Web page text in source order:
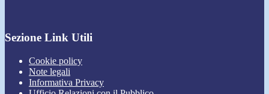
Sezione Link Utili
Cookie policy
Note legali
Informativa Privacy